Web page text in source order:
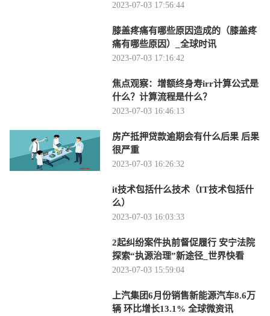
2023-07-03 17:56:44
膝盖疼痛有哪些原因造成的（膝盖疼
痛有哪些原因）_全球时讯
2023-07-03 17:16:42
焦点观察：增额终身寿irr计算公式是
什么？计算流程是什么？
2023-07-03 16:46:13
房产抵押贷款逾期会有什么后果 后果
很严重
2023-07-03 16:26:32
it技术包括什么技术（IT技术包括什
么）
2023-07-03 16:03:33
2起纠纷案件执前督促履行 安宁法院
探索“执源治理”新途径_世界快看
2023-07-03 15:59:04
上汽集团6月份销售新能源汽车8.6万
辆 环比增长13.1% 全球微资讯